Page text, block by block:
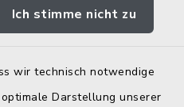
Ich stimme nicht zu
wir technisch notwendige
Darstellung unserer